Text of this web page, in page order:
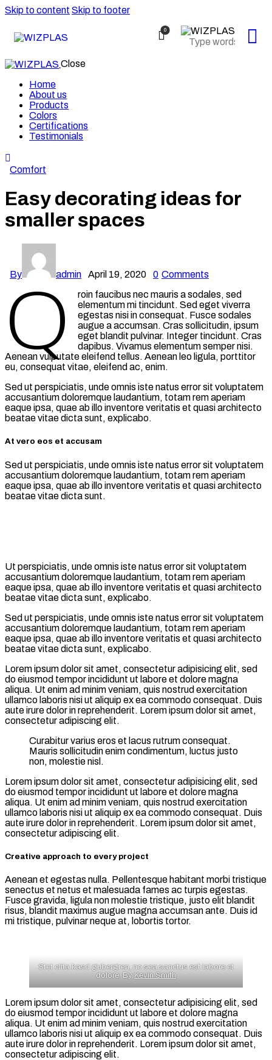
Skip to content Skip to footer
0
Close
Home
About us
Products
Colors
Certifications
Testimonials
Comfort
Easy decorating ideas for
smaller spaces
By admin April 19, 2020 0 Comments
Q
roin faucibus nec mauris a sodales, sed
elementum mi tincidunt. Sed eget viverra
egestas nisi in consequat. Fusce sodales
augue a accumsan. Cras sollicitudin, ipsum
eget blandit pulvinar. Integer tincidunt. Cras
dapibus. Vivamus elementum semper nisi.
Aenean vulputate eleifend tellus. Aenean leo ligula, porttitor
eu, consequat vitae, eleifend ac, enim.
Sed ut perspiciatis, unde omnis iste natus error sit voluptatem
accusantium doloremque laudantium, totam rem aperiam
eaque ipsa, quae ab illo inventore veritatis et quasi architecto
beatae vitae dicta sunt, explicabo.
At vero eos et accusam
Sed ut perspiciatis, unde omnis iste natus error sit voluptatem
accusantium doloremque laudantium, totam rem aperiam
eaque ipsa, quae ab illo inventore veritatis et quasi architecto
beatae vitae dicta sunt.
Ut perspiciatis, unde omnis iste natus error sit voluptatem
accusantium doloremque laudantium, totam rem aperiam
eaque ipsa, quae ab illo inventore veritatis et quasi architecto
beatae vitae dicta sunt, explicabo.
Sed ut perspiciatis, unde omnis iste natus error sit voluptatem
accusantium doloremque laudantium, totam rem aperiam
eaque ipsa, quae ab illo inventore veritatis et quasi architecto
beatae vitae dicta sunt, explicabo.
Lorem ipsum dolor sit amet, consectetur adipisicing elit, sed
do eiusmod tempor incididunt ut labore et dolore magna
aliqua. Ut enim ad minim veniam, quis nostrud exercitation
ullamco laboris nisi ut aliquip ex ea commodo consequat. Duis
aute irure dolor in reprehenderit. Lorem ipsum dolor sit amet,
consectetur adipiscing elit.
Curabitur varius eros et lacus rutrum consequat.
Mauris sollicitudin enim condimentum, luctus justo
non, molestie nisl.
Lorem ipsum dolor sit amet, consectetur adipisicing elit, sed
do eiusmod tempor incididunt ut labore et dolore magna
aliqua. Ut enim ad minim veniam, quis nostrud exercitation
ullamco laboris nisi ut aliquip ex ea commodo consequat. Duis
aute irure dolor in reprehenderit. Lorem ipsum dolor sit amet,
consectetur adipiscing elit.
Creative approach to every project
Aenean et egestas nulla. Pellentesque habitant morbi tristique
senectus et netus et malesuada fames ac turpis egestas.
Fusce gravida, ligula non molestie tristique, justo elit blandit
risus, blandit maximus augue magna accumsan ante. Duis id
mi tristique, pulvinar neque at, lobortis tortor.
Stet clita kasd gubergren, no sea sanctus est labore et
dolore. By Kevin Smith
Lorem ipsum dolor sit amet, consectetur adipisicing elit, sed
do eiusmod tempor incididunt ut labore et dolore magna
aliqua. Ut enim ad minim veniam, quis nostrud exercitation
ullamco laboris nisi ut aliquip ex ea commodo consequat. Duis
aute irure dolor in reprehenderit. Lorem ipsum dolor sit amet,
consectetur adipiscing elit.